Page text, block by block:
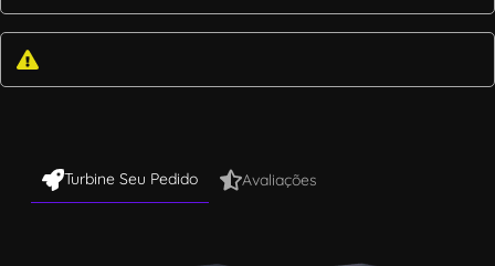
Turbine Seu Pedido Avaliações